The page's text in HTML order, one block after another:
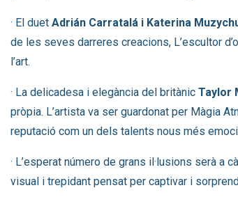
· El duet Adrián Carratalá i Katerina
de les seves darreres creacions, L’escultor
l’art.
· La delicadesa i elegància del britànic Taylor
pròpia. L’artista va ser guardonat per Màgia
reputació com un dels talents nous més
· L’esperat número de grans il·lusions serà a
visual i trepidant pensat per captivar i